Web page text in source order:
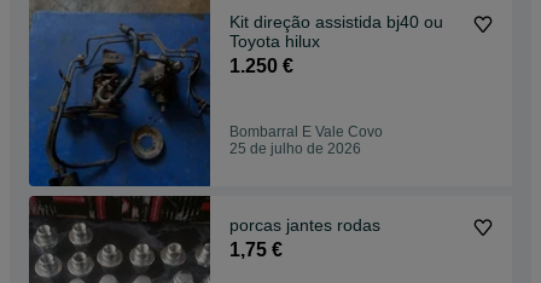
Kit direção assistida bj40 ou
Toyota hilux
1.250 €
Bombarral E Vale Covo
25 de julho de 2026
porcas jantes rodas
1,75 €